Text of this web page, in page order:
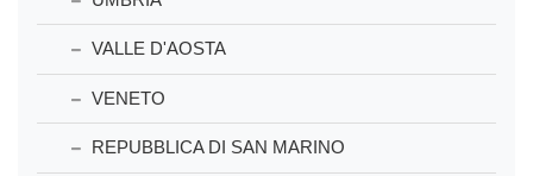
VALLE D'AOSTA
VENETO
REPUBBLICA DI SAN MARINO